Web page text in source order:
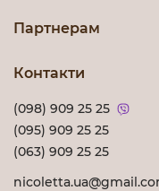
Партнерам
Контакти
(098) 909 25 25
(095) 909 25 25
(063) 909 25 25